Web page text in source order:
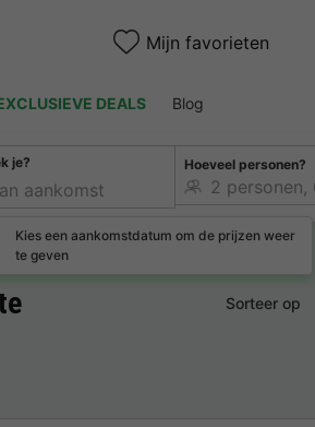
Mijn favorieten
DEALS Blog
je?
Kies een aankomstdatum om de prijzen weer
te geven
Hoeveel personen?
Sorteer op